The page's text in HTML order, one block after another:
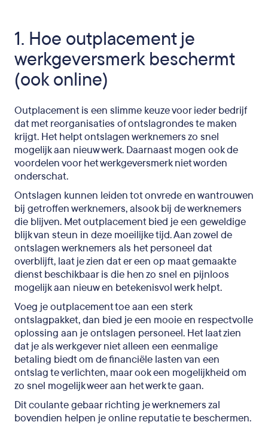
1. Hoe outplacement je
werkgeversmerk beschermt
(ook online)
Outplacement is een slimme keuze voor ieder bedrijf
dat met reorganisaties of ontslagrondes te maken
krijgt. Het helpt ontslagen werknemers zo snel
mogelijk aan nieuw werk. Daarnaast mogen ook de
voordelen voor het werkgeversmerk niet worden
onderschat.
Ontslagen kunnen leiden tot onvrede en wantrouwen
bij getroffen werknemers, alsook bij de werknemers
die blijven. Met outplacement bied je een geweldige
blijk van steun in deze moeilijke tijd. Aan zowel de
ontslagen werknemers als het personeel dat
overblijft, laat je zien dat er een op maat gemaakte
dienst beschikbaar is die hen zo snel en pijnloos
mogelijk aan nieuw en betekenisvol werk helpt.
Voeg je outplacement toe aan een sterk
ontslagpakket, dan bied je een mooie en respectvolle
oplossing aan je ontslagen personeel. Het laat zien
dat je als werkgever niet alleen een eenmalige
betaling biedt om de financiële lasten van een
ontslag te verlichten, maar ook een mogelijkheid om
zo snel mogelijk weer aan het werk te gaan.
Dit coulante gebaar richting je werknemers zal
bovendien helpen je online reputatie te beschermen.